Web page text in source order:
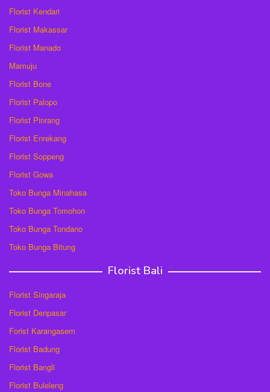
Florist Kendari
Florist Makassar
Florist Manado
Mamuju
Florist Bone
Florist Palopo
Florist Pinrang
Florist Enrekang
Florist Soppeng
Florist Gowa
Toko Bunga Minahasa
Toko Bunga Tomohon
Toko Bunga Tondano
Toko Bunga Bitung
Florist Bali
Florist Singaraja
Florist Denpasar
Forist Karangasem
Florist Badung
Florist Bangli
Florist Buleleng